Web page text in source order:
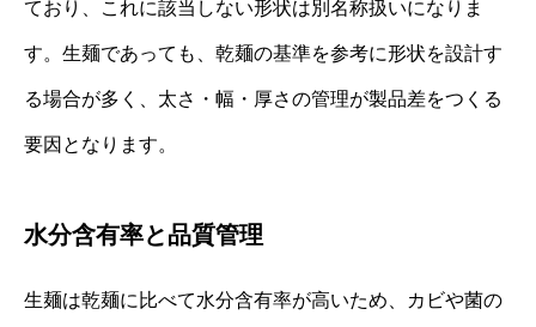
ており、これに該当しない形状は別名称扱いになりま
す。生麺であっても、乾麺の基準を参考に形状を設計す
る場合が多く、太さ・幅・厚さの管理が製品差をつくる
要因となります。
水分含有率と品質管理
生麺は乾麺に比べて水分含有率が高いため、カビや菌の